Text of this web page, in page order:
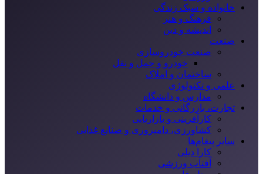
خانواده و سبک زندگی
فرهنگ و هنر
اندیشه و دین
صنعت
صنعت خودروسازی
خودرو و حمل و نقل
ساختمان و املاک
علمی و تکنولوژی
مدارس و دانشگاه
تجارت، بازرگانی و خدمات
کارآفرینی و بازاریابی
کشاورزی، دامپروری و صنایع غذایی
سایر پیغام‌ها
کارا دیلی
آفتاب ورزشی